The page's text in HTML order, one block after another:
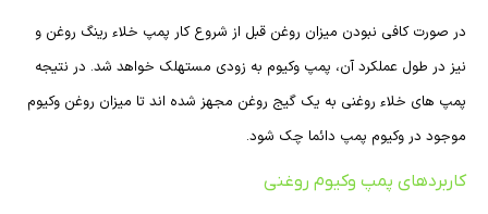
در صورت کافی نبودن میزان روغن قبل از شروع کار پمپ خلاء رینگ روغن و
نیز در طول عملکرد آن، پمپ وکیوم به زودی مستهلک خواهد شد. در نتیجه
پمپ های خلاء روغنی به یک گیج روغن مجهز شده اند تا میزان روغن وکیوم
موجود در وکیوم پمپ دائما چک شود.
کاربردهای پمپ وکیوم روغنی